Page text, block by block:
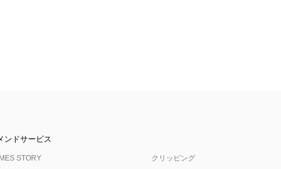
ンドサービス
STORY クリッピング